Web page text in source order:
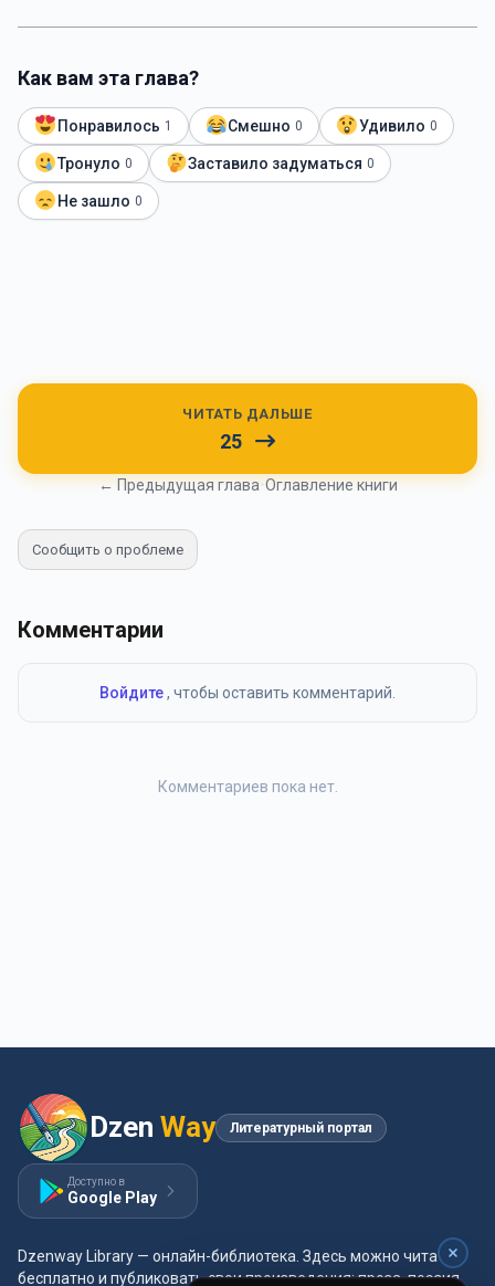
Как вам эта глава?
Понравилось 1 Смешно 0 Удивило 0
Тронуло 0 Заставило задуматься 0
Не зашло 0
ЧИТАТЬ ДАЛЬШЕ
25
← Предыдущая глава Оглавление книги
Сообщить о проблеме
Комментарии
Войдите, чтобы оставить комментарий.
Комментариев пока нет.
Dzen Way Литературный портал
Доступно в
Google Play
Dzenway Library — онлайн-библиотека. Здесь можно читать
бесплатно и публиковать свои произведения: проза, поэзия,